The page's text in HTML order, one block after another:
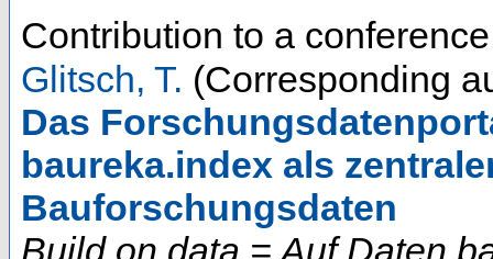
Contribution to a
Glitsch, T. (Corresponding
Das
baureka.index als
Bauforschungsdaten
Build on data = Auf Daten